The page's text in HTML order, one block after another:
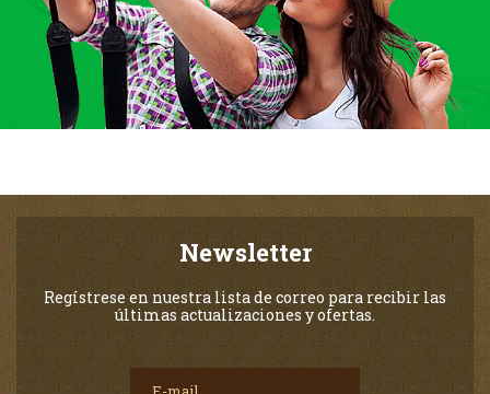
Newsletter
Regístrese en nuestra lista de correo para recibir las
últimas actualizaciones y ofertas.